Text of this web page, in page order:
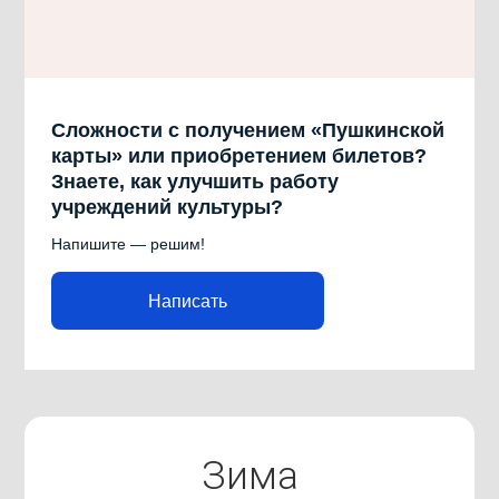
Сложности с получением «Пушкинской
карты» или приобретением билетов?
Знаете, как улучшить работу
учреждений культуры?
Напишите — решим!
Написать
Зима